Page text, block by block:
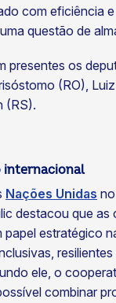
com eficiência
questão de
presentes os
(RO),
(RS).
internacional
Nações Unidas no
destacou que as
papel estratégico
resilientes
ele, o
combinar